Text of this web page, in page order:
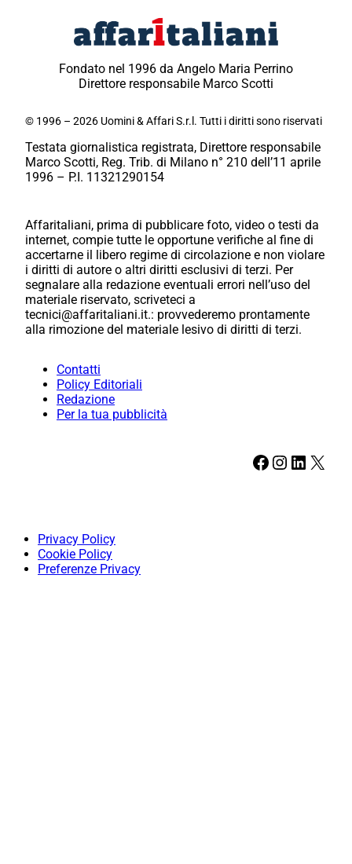
Fondato nel 1996 da Angelo Maria Perrino
Direttore responsabile Marco Scotti
© 1996 – 2026 Uomini & Affari S.r.l. Tutti i diritti sono riservati
Testata giornalistica registrata, Direttore responsabile
Marco Scotti, Reg. Trib. di Milano n° 210 dell’11 aprile
1996 – P.I. 11321290154
Affaritaliani, prima di pubblicare foto, video o testi da
internet, compie tutte le opportune verifiche al fine di
accertarne il libero regime di circolazione e non violare
i diritti di autore o altri diritti esclusivi di terzi. Per
segnalare alla redazione eventuali errori nell’uso del
materiale riservato, scriveteci a
tecnici@affaritaliani.it.: provvederemo prontamente
alla rimozione del materiale lesivo di diritti di terzi.
Contatti
Policy Editoriali
Redazione
Per la tua pubblicità
Facebook Instagram LinkedIn X
Privacy Policy
Cookie Policy
Preferenze Privacy